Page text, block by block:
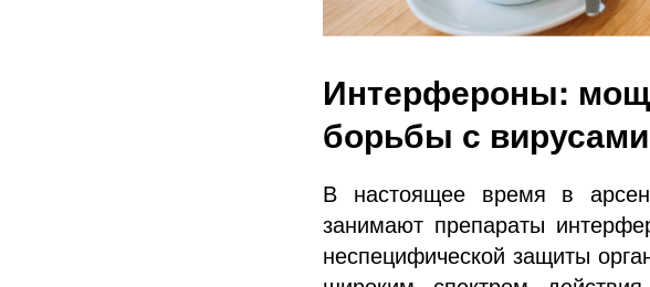
Интерфероны:
борьбы с вирусами
В настоящее время в
занимают препараты
неспецифической защиты